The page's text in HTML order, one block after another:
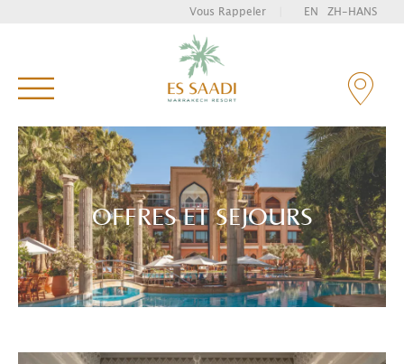
Tapez et appuyez sur entrée pour rechercher
Vous Rappeler EN ZH-HANS
OFFRES ET SEJOURS